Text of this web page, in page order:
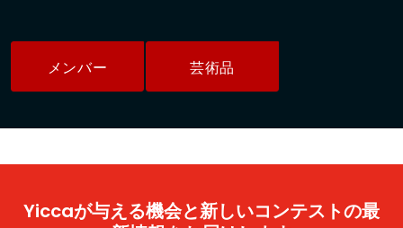
メンバー 芸術品
Yiccaが与える機会と新しいコンテストの最